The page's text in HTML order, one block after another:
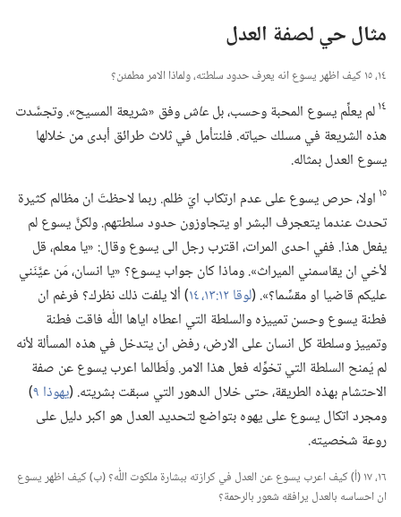
مثال حي لصفة العدل
١٤،‏ ١٥ كيف اظهر يسوع انه يعرف حدود سلطته،‏ ولماذا الامر مطمئن؟‏
١٤لم يعلِّم يسوع المحبة وحسب،‏ بلعاشوفق «شريعة المسيح».‏ وتجسَّدت
هذه الشريعة في مسلك حياته.‏ فلنتأمل في ثلاث طرائق أبدى من خلالها
يسوع العدل بمثاله.‏
١٥ اولا،‏ حرص يسوع على عدم ارتكاب ايّ ظلم.‏ ربما لاحظتَ ان مظالم كثيرة
تحدث عندما يتعجرف البشر او يتجاوزون حدود سلطتهم.‏ ولكنَّ يسوع لم
يفعل هذا.‏ ففي احدى المرات،‏ اقترب رجل الى يسوع وقال:‏ «يا معلم،‏ قل
لأخي ان يقاسمني الميراث».‏ وماذا كان جواب يسوع؟‏ «يا انسان،‏ مَن عيَّنَني
عليكم قاضيا او مقسِّما؟‏».‏ (‏لوقا ١٢:‏​١٣،‏ ١٤
‏)‏ ألا يلفت ذلك نظرك؟‏ فرغم ان
فطنة يسوع وحسن تمييزه والسلطة التي اعطاه اياها اللّٰه فاقت فطنة
وتمييز وسلطة كل انسان على الارض،‏ رفض ان يتدخل في هذه المسألة لأنه
لم يُمنح السلطة التي تخوِّله فعل هذا الامر.‏ ولَطالما اعرب يسوع عن صفة
الاحتشام بهذه الطريقة،‏ حتى خلال الدهور التي سبقت بشريته.‏ (‏يهوذا ٩ ‏)‏
ومجرد اتكال يسوع على يهوه بتواضع لتحديد العدل هو اكبر دليل على
روعة شخصيته.‏
١٦،‏ ١٧ (‏أ)‏ كيف اعرب يسوع عن العدل في كرازته ببشارة ملكوت اللّٰه؟‏ (‏ب)‏ كيف اظهر يسوع
ان احساسه بالعدل يرافقه شعور بالرحمة؟‏